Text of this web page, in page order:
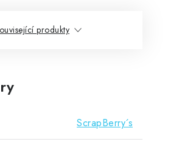
produkty
ScrapBerry´s